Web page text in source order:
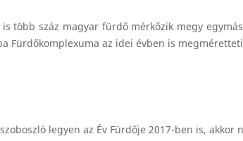
több száz magyar fürdő mérkőzik megy
Fürdőkomplexuma az idei évben is
legyen az Év Fürdője 2017-ben is, akkor